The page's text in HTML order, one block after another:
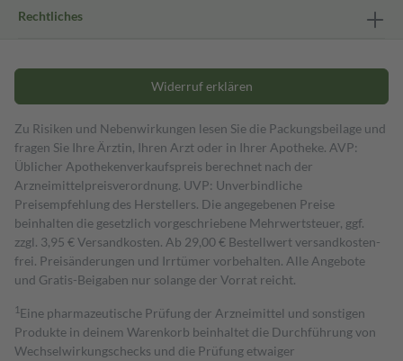
Rechtliches
Widerruf erklären
Zu Risiken und Nebenwirkungen lesen Sie die Packungsbeilage und
fragen Sie Ihre Ärztin, Ihren Arzt oder in Ihrer Apotheke. AVP:
Üblicher Apothekenverkaufspreis berechnet nach der
Arzneimittelpreisverordnung. UVP: Unverbindliche
Preisempfehlung des Herstellers. Die angegebenen Preise
beinhalten die gesetzlich vorgeschriebene Mehrwertsteuer, ggf.
zzgl. 3,95 € Versandkosten. Ab 29,00 € Bestell­wert versand­kosten­
frei. Preisänderungen und Irrtümer vorbehalten. Alle Angebote
und Gratis-Beigaben nur solange der Vorrat reicht.
1 Eine pharmazeutische Prüfung der Arzneimittel und sonstigen
Produkte in deinem Warenkorb beinhaltet die Durchführung von
Wechselwirkungschecks und die Prüfung etwaiger